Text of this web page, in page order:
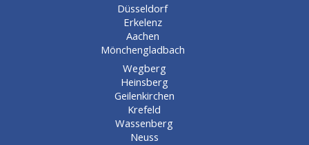
Düsseldorf
Erkelenz
Aachen
Mönchengladbach
Wegberg
Heinsberg
Geilenkirchen
Krefeld
Wassenberg
Neuss